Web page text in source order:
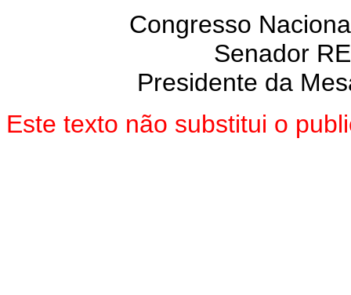
Congresso
Senador
Presidente da
Este texto não substitui o